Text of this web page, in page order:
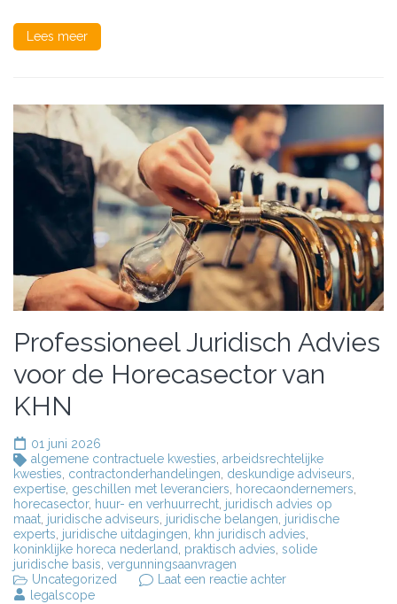
Lees meer
Professioneel Juridisch Advies
voor de Horecasector van
KHN
01 juni 2026
algemene contractuele kwesties, arbeidsrechtelijke
kwesties, contractonderhandelingen, deskundige adviseurs,
expertise, geschillen met leveranciers, horecaondernemers,
horecasector, huur- en verhuurrecht, juridisch advies op
maat, juridische adviseurs, juridische belangen, juridische
experts, juridische uitdagingen, khn juridisch advies,
koninklijke horeca nederland, praktisch advies, solide
juridische basis, vergunningsaanvragen
Uncategorized
Laat een reactie achterop
legalscope